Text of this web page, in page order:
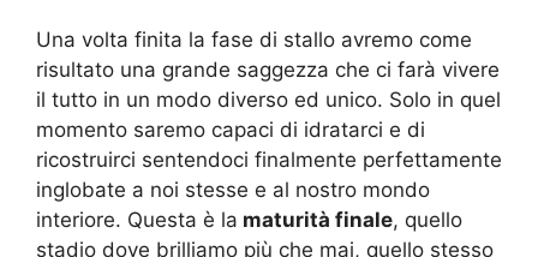
Una volta finita la fase di stallo avremo come
risultato una grande saggezza che ci farà vivere
il tutto in un modo diverso ed unico. Solo in quel
momento saremo capaci di idratarci e di
ricostruirci sentendoci finalmente perfettamente
inglobate a noi stesse e al nostro mondo
interiore. Questa è la maturità finale, quello
stadio dove brilliamo più che mai, quello stesso